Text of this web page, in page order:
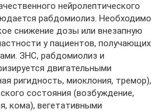
нейролептического
рабдомиолиз. Необходимо
снижение дозы или внезапную
у пациентов, получающих
ЗНС, рабдомиолиз и
двигательными
ригидность, миоклония, тремор),
состояния (возбуждение,
кома), вегетативными